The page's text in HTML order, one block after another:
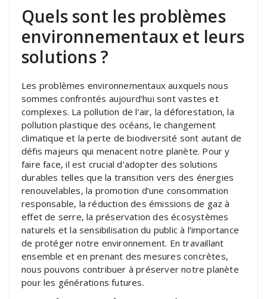
Quels sont les problèmes
environnementaux et leurs
solutions ?
Les problèmes environnementaux auxquels nous
sommes confrontés aujourd’hui sont vastes et
complexes. La pollution de l’air, la déforestation, la
pollution plastique des océans, le changement
climatique et la perte de biodiversité sont autant de
défis majeurs qui menacent notre planète. Pour y
faire face, il est crucial d’adopter des solutions
durables telles que la transition vers des énergies
renouvelables, la promotion d’une consommation
responsable, la réduction des émissions de gaz à
effet de serre, la préservation des écosystèmes
naturels et la sensibilisation du public à l’importance
de protéger notre environnement. En travaillant
ensemble et en prenant des mesures concrètes,
nous pouvons contribuer à préserver notre planète
pour les générations futures.